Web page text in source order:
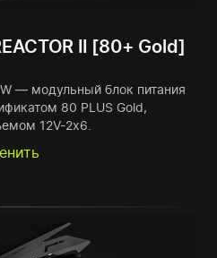
II [80+ Gold]
— модульный блок питания
80 PLUS Gold,
12V-2x6.